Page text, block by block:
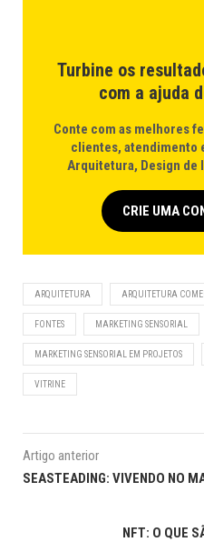
Turbine os
com a ajuda
Conte com as melhores
clientes, atendimento
Arquitetura, Design de
CRIE UMA
ARQUITETURA ARQUITETURA
FONTES MARKETING SENSORIAL
MARKETING SENSORIAL EM PROJETOS
VITRINE
Artigo anterior
SEASTEADING: VIVENDO NO
NFT: O QUE